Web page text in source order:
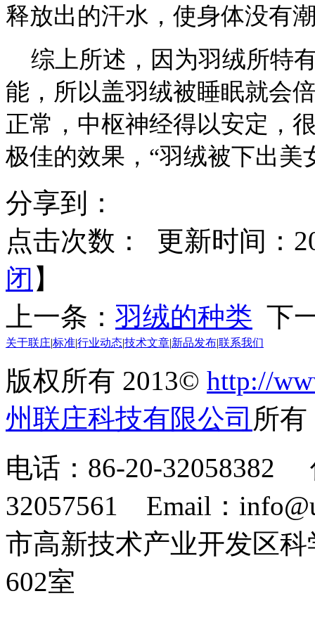
释放出的汗水，使身体没有
综上所述，因为羽绒所特
能，所以盖羽绒被睡眠就会
正常，中枢神经得以安定，
极佳的效果，“羽绒被下出美
分享到：
点击次数：
更新时间：
闭 】
上一条： 羽绒的种类 下
关于联庄|标准|行业动态|技术文章|新品发布|联系我们
版权所有 2013© http://
州联庄科技有限公司 所
电话：86-20-32058382
32057561 Email：
市高新技术产业开发区
602室